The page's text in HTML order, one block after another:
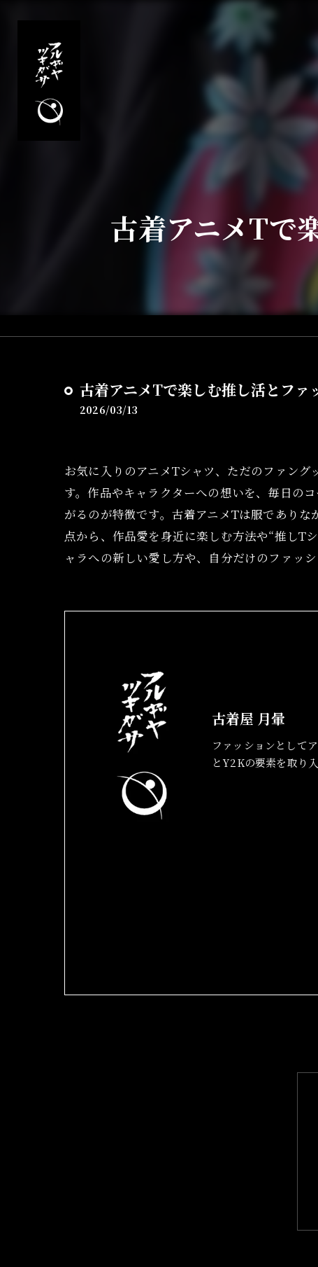
古着アニメTで
古着アニメTで楽しむ推し活とファ
2026/03/13
お気に入りのアニメTシャツ、ただのファン
す。作品やキャラクターへの想いを、毎日の
がるのが特徴です。古着アニメTは服であり
点から、作品愛を身近に楽しむ方法や“推しT
ャラへの新しい愛し方や、自分だけのファッ
古着屋 月暈
ファッションとして
とY2Kの要素を取り